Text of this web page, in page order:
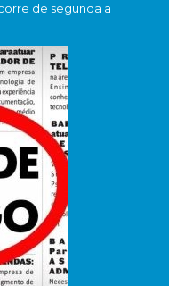
de segunda a